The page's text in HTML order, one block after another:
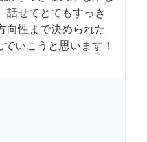
話せてとてもすっき
向性まで決められた
いこうと思います！